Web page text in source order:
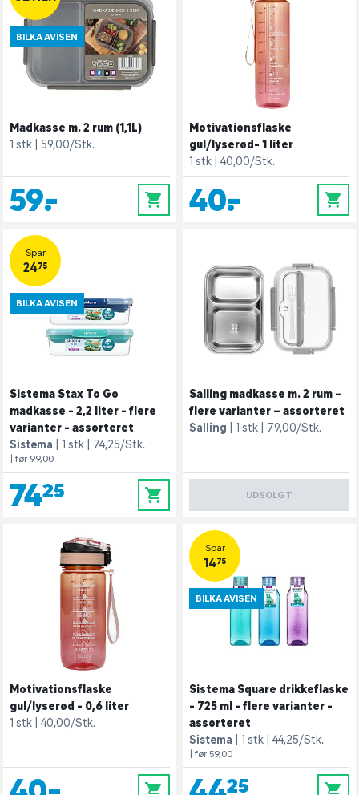
BILKA AVISEN
Madkasse m. 2 rum (1,1L)
1 stk
59,00/Stk.
59,- 0
Motivationsflaske
gul/lyserød- 1 liter
1 stk
40,00/Stk.
40,- 0
Spar
24,75
BILKA AVISEN
Sistema Stax To Go
madkasse - 2,2 liter - flere
varianter - assorteret
Sistema
1 stk 74,25/Stk.
| før 99,00
74,25 0
Salling madkasse m. 2 rum –
flere varianter – assorteret
Salling
1 stk 79,00/Stk.
UDSOLGT
Motivationsflaske
gul/lyserød - 0,6 liter
1 stk
40,00/Stk.
0
Spar
14,75
BILKA AVISEN
Sistema Square drikkeflaske
- 725 ml - flere varianter -
assorteret
Sistema
1 stk 44,25/Stk.
| før 59,00
0